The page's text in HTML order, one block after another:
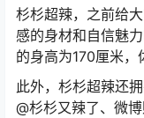
杉杉超辣，之前给
感的身材和自信魅
的身高为170厘米，
此外，杉杉超辣还
@杉杉又辣了、微